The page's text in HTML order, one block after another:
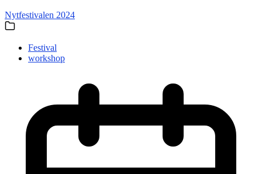
Nytfestivalen 2024
Festival
workshop